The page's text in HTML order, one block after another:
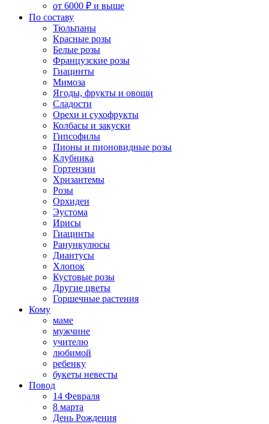
от 6000 ₽ и выше
По составу
Тюльпаны
Красные розы
Белые розы
Французские розы
Гиацинты
Мимоза
Ягоды, фрукты и овощи
Сладости
Орехи и сухофрукты
Колбасы и закуски
Гипсофилы
Пионы и пионовидные розы
Клубника
Гортензии
Хризантемы
Розы
Орхидеи
Эустома
Ирисы
Гиацинты
Ранункулюсы
Диантусы
Хлопок
Кустовые розы
Другие цветы
Горшечные растения
Кому
маме
мужчине
учителю
любимой
ребенку
букеты невесты
Повод
14 Февраля
8 марта
День Рождения